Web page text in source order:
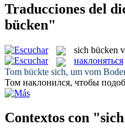
Traducciones del
bücken"
sich bücken
наклоняться
Tom bückte sich, um vom
Том наклонился, чтобы
Contextos con